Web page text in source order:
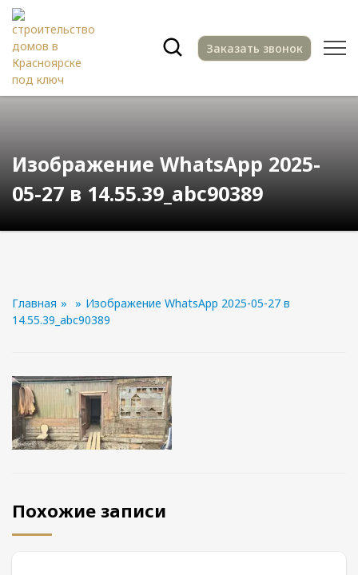
Заказать звонок
Изображение WhatsApp 2025-
05-27 в 14.55.39_abc90389
Главная » » Изображение WhatsApp 2025-05-27 в
14.55.39_abc90389
Похожие записи